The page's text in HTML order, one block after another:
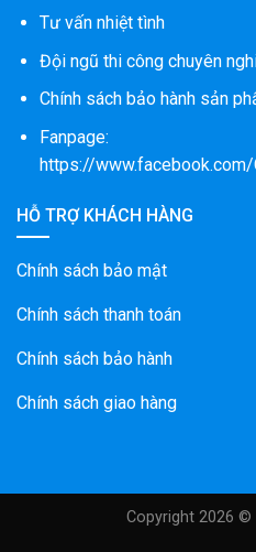
Tư vấn nhiệt tình
Đội ngũ thi công chuyên
Chính sách bảo hành sản
Fanpage:
https://
HỖ TRỢ KHÁCH HÀNG
Chính sách bảo mật
Chính sách thanh toán
Chính sách bảo hành
Chính sách giao hàng
Copyright 2026 ©